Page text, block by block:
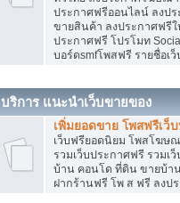
ประกาศฟรีออนไลน์ ลงป
ขายสินค้า ลงประกาศฟรี
ประกาศฟรี โปรโมท
บอร์ดsmfโพสฟรี รายชื่อเ
บริการ แนะนำเว็บขายของ
เพิ่มยอดขาย โพสฟรีเว็
เว็บฟรียอดนิยม โพสโฆษ
รวมเว็บประกาศฟรี รวมเ
บ้าน คอนโด ที่ดิน ขายบ้า
ฝากร้านฟรี โพ ส ฟรี ลงป